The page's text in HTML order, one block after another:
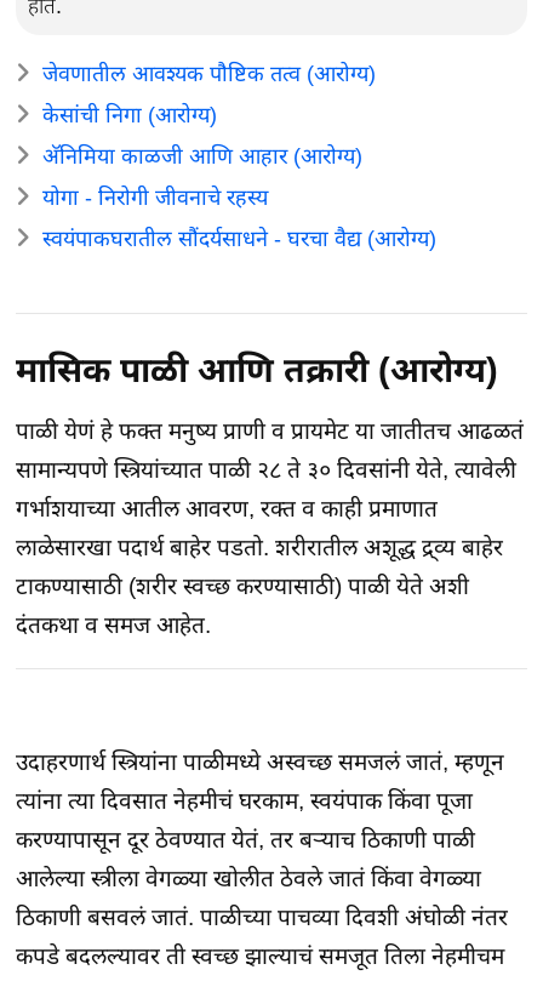
होते.
जेवणातील आवश्यक पौष्टिक तत्व (आरोग्य)
केसांची निगा (आरोग्य)
अ‍ॅनिमिया काळजी आणि आहार (आरोग्य)
योगा - निरोगी जीवनाचे रहस्य
स्वयंपाकघरातील सौंदर्यसाधने - घरचा वैद्य (आरोग्य)
मासिक पाळी आणि तक्रारी (आरोग्य)
पाळी येणं हे फक्त मनुष्य प्राणी व प्रायमेट या जातीतच आढळतं
सामान्यपणे स्त्रियांच्यात पाळी २८ ते ३० दिवसांनी येते, त्यावेली
गर्भाशयाच्या आतील आवरण, रक्त व काही प्रमाणात
लाळेसारखा पदार्थ बाहेर पडतो. शरीरातील अशूद्ध द्र्व्य बाहेर
टाकण्यासाठी (शरीर स्वच्छ करण्यासाठी) पाळी येते अशी
दंतकथा व समज आहेत.
उदाहरणार्थ स्त्रियांना पाळीमध्ये अस्वच्छ समजलं जातं, म्हणून
त्यांना त्या दिवसात नेहमीचं घरकाम, स्वयंपाक किंवा पूजा
करण्यापासून दूर ठेवण्यात येतं, तर बऱ्याच ठिकाणी पाळी
आलेल्या स्त्रीला वेगळ्या खोलीत ठेवले जातं किंवा वेगळ्या
ठिकाणी बसवलं जातं. पाळीच्या पाचव्या दिवशी अंघोळी नंतर
कपडे बदलल्यावर ती स्वच्छ झाल्याचं समजूत तिला नेहमीचम